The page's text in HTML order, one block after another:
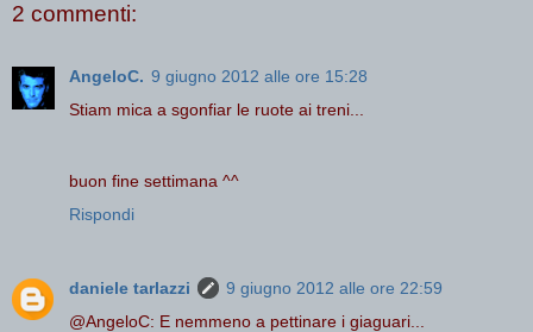
2 commenti:
AngeloC. 9 giugno 2012 alle ore 15:28
Stiam mica a sgonfiar le ruote ai treni...
buon fine settimana ^^
Rispondi
daniele tarlazzi
9 giugno 2012 alle ore 22:59
@AngeloC: E nemmeno a pettinare i giaguari...